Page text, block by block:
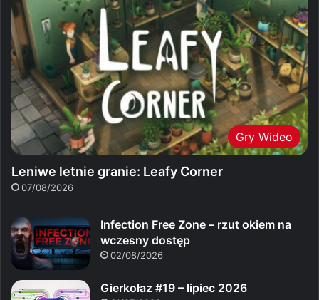
Gry Wideo
Leniwe letnie granie: Leafy Corner
07/08/2026
Infection Free Zone – rzut okiem na
wczesny dostęp
02/08/2026
Gierkołaz #19 – lipiec 2026